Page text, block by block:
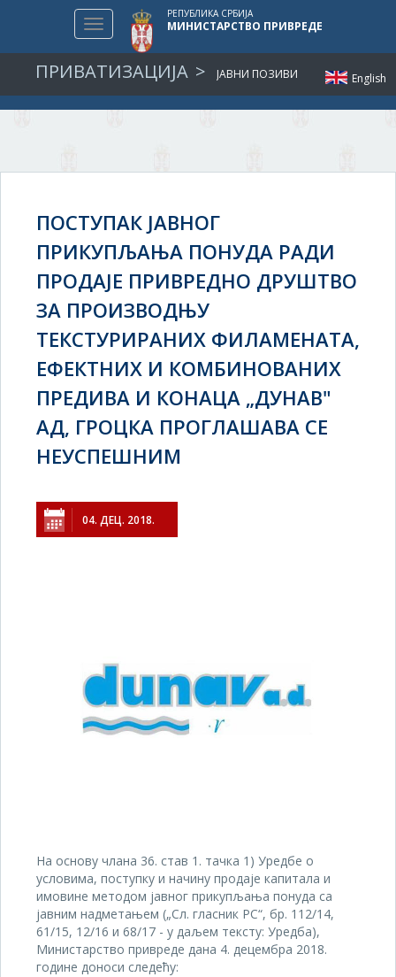
English
Toggle
navigation
РЕПУБЛИКА СРБИЈА
МИНИСТАРСТВО ПРИВРЕДЕ
ПРИВАТИЗАЦИЈА ЈАВНИ ПОЗИВИ
ПОСТУПАК ЈАВНОГ
ПРИКУПЉАЊА ПОНУДА РАДИ
ПРОДАЈЕ ПРИВРЕДНО ДРУШТВО
ЗА ПРОИЗВОДЊУ
ТЕКСТУРИРАНИХ ФИЛАМЕНАТА,
ЕФЕКТНИХ И КОМБИНОВАНИХ
ПРЕДИВА И КОНАЦА „ДУНАВ"
АД, ГРОЦКА ПРОГЛАШАВА СЕ
НЕУСПЕШНИМ
04. ДЕЦ. 2018.
На основу члана 36. став 1. тачка 1) Уредбе о
условима, поступку и начину продаје капитала и
имовине методом јавног прикупљања понуда са
јавним надметањем („Сл. гласник РС“, бр. 112/14,
61/15, 12/16 и 68/17 - у даљем тексту: Уредба),
Министарство привреде дана 4. децембра 2018.
године доноси следећу: